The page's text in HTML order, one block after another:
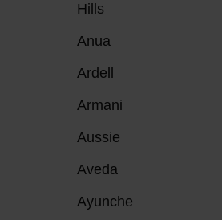
Hills
Anua
Ardell
Armani
Aussie
Aveda
Ayunche